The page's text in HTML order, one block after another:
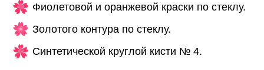
Фиолетовой и оранжевой краски по стеклу.
Золотого контура по стеклу.
Синтетической круглой кисти № 4.